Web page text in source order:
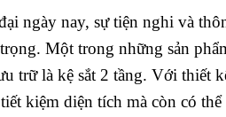
ngày nay, sự tiện nghi và
Một trong những sản
trữ là kệ sắt 2 tầng. Với thiết
kiệm diện tích mà còn có